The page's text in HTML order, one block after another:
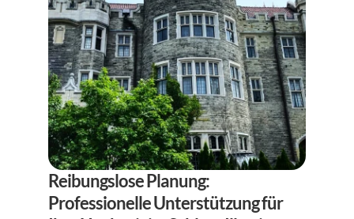
Reibungslose Planung:
Professionelle Unterstützung für